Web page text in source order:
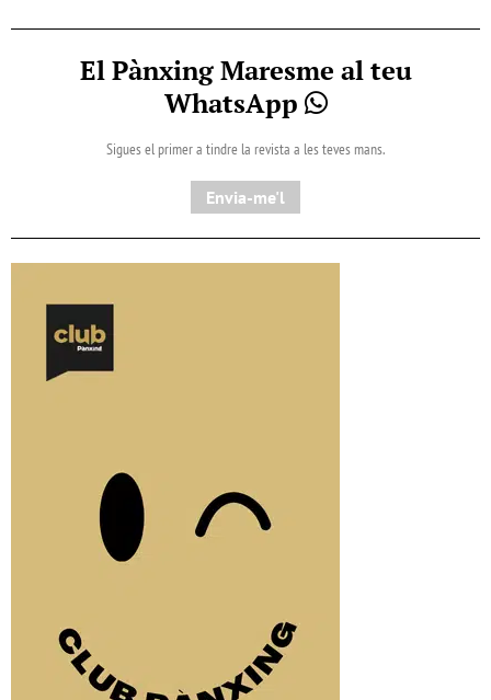
El Pànxing Maresme al teu
WhatsApp
Sigues el primer a tindre la revista a les teves mans.
Envia-me'l